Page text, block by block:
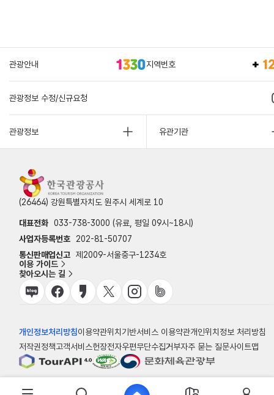
관광안내 지역번호
관광정보 수정/신규요청
관광정보 유관기관
(26464) 강원특별자치도 원주시 세계로 10
대표전화 033-738-3000 (유료, 평일 09시~18시)
사업자등록번호
202-81-50707
통신판매업신고 제2009-서울중구-1234호
이용 가이드
찾아오시는 길
개인정보처리방침이용약관위치기반서비스 이용약관개인위치정보 처리방침
저작권정책고객서비스헌장전자우편무단수집거부자주 묻는 질문사이트맵
© 한국관광공사